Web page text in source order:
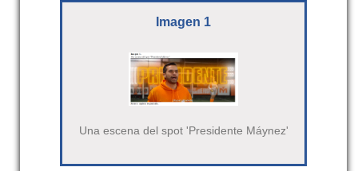
Imagen 1
Una escena del spot 'Presidente Máynez'